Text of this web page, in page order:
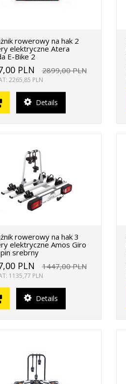
rowerowy na hak 2
elektryczne Atera
E-Bike 2
PLN 2899,00 PLN
2265,85 PLN
Details
rowerowy na hak 3
elektryczne Amos Giro
srebrny
PLN 1447,00 PLN
1135,77 PLN
Details